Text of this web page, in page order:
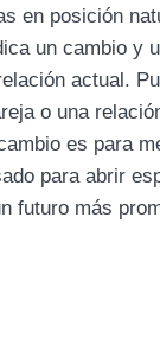
en posición
un cambio y
actual.
o una
es para
para abrir
futuro más